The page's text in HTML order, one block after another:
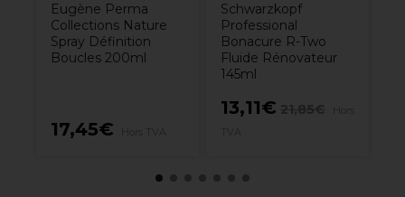
Eugène Perma
Collections Nature
Spray Définition
Boucles 200ml
17,45€
Schwarzkopf
Professional
Bonacure R-Two
Fluide Rénovateur
145ml
13,11€